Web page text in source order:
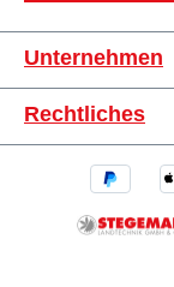
Unternehmen
Rechtliches